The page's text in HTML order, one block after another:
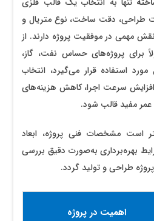
طراحی، دقت ساخت، نوع متریال و
مهمی در موفقیت پروژه دارند. از
برای پروژه‌های حساس نفت، گاز،
استفاده قرار می‌گیرد، انتخاب
سرعت اجرا، کاهش هزینه‌های
عمر مفید قالب شود.
است مشخصات فنی پروژه، ابعاد
بهره‌برداری به‌صورت دقیق بررسی
طراحی و تولید گردد.
اهمیت در پروژه